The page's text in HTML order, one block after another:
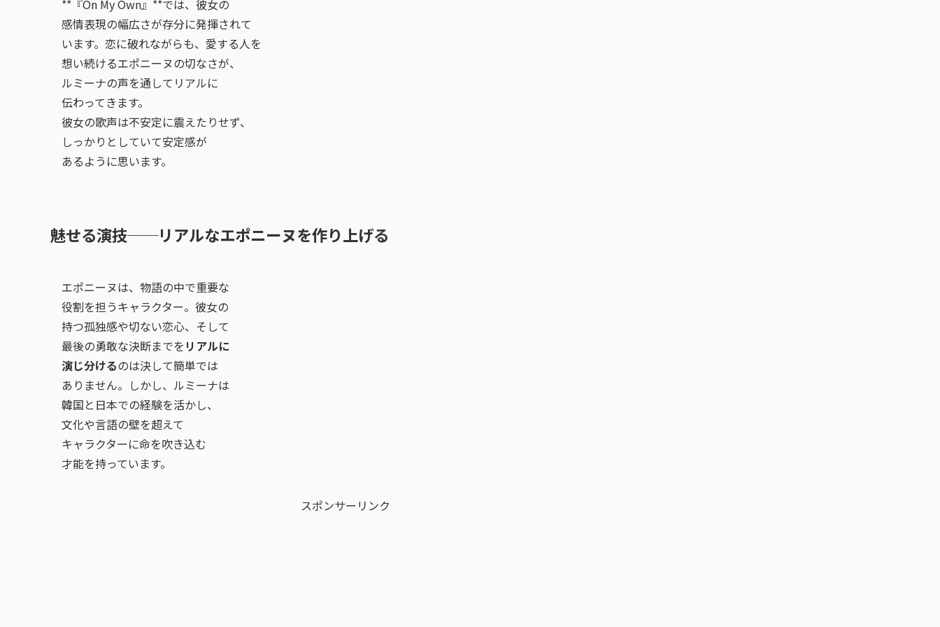
**『On My Own』**では、彼女の
感情表現の幅広さが存分に発揮されて
います。恋に破れながらも、愛する人を
想い続けるエポニーヌの切なさが、
ルミーナの声を通してリアルに
伝わってきます。
彼女の歌声は不安定に震えたりせず、
しっかりとしていて安定感が
あるように思います。
魅せる演技──リアルなエポニーヌを作り上げる
エポニーヌは、物語の中で重要な
役割を担うキャラクター。彼女の
持つ孤独感や切ない恋心、そして
最後の勇敢な決断までを リアルに
演じ分けるのは決して簡単では
ありません。しかし、ルミーナは
韓国と日本での経験を活かし、
文化や言語の壁を超えて
キャラクターに命を吹き込む
才能を持っています。
スポンサーリンク